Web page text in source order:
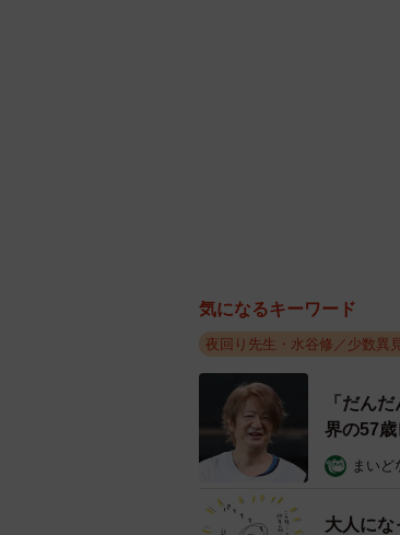
気になるキーワード
夜回り先生・水谷修／少数異
「だん
界の57
まいど
大人に